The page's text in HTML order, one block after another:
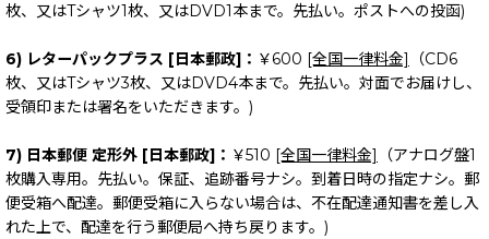
枚、又はTシャツ1枚、又はDVD1本まで。先払い。ポストへの投函)
6) レターパックプラス [日本郵政]： ￥600 [全国一律料金]
（CD6
枚、又はTシャツ3枚、又はDVD4本まで。先払い。対面でお届けし、
受領印または署名をいただきます。)
7) 日本郵便 定形外 [日本郵政]： ￥510 [全国一律料金]
（アナログ盤1
枚購入専用。先払い。保証、追跡番号ナシ。到着日時の指定ナシ。郵
便受箱へ配達。郵便受箱に入らない場合は、不在配達通知書を差し入
れた上で、配達を行う郵便局へ持ち戻ります。)